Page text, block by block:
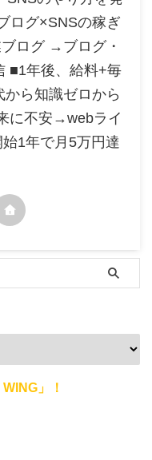
ログ×SNSの稼ぎ
ログ →ブログ・
■1年後、給料+毎
ら知識ゼロから
に不安→webライ
1年で月5万円達
」！